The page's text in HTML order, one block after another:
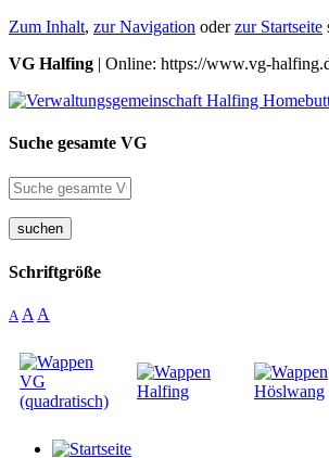
Zum Inhalt, zur Navigation oderzur Startseite
VG Halfing | Online: https://www.vg-
Suche gesamte VG
suchen
Schriftgröße
A A A